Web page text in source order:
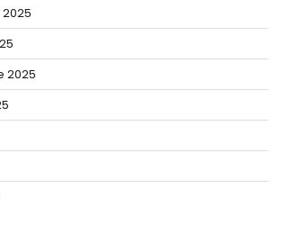
2025